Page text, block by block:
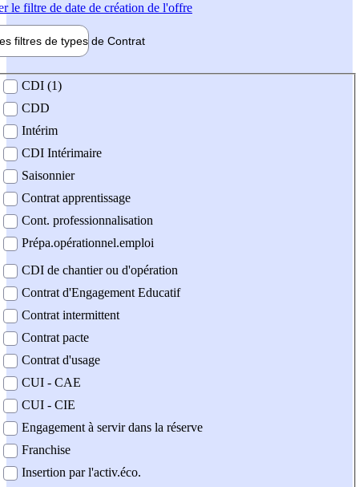
le filtre de date de création de l'offre
filtres de types de Contrat
contrat
CDI (1)
CDD
Intérim
CDI Intérimaire
Saisonnier
Contrat apprentissage
Cont. professionnalisation
Prépa.opérationnel.emploi
CDI de chantier ou d'opération
Contrat d'Engagement Educatif
Contrat intermittent
Contrat pacte
Contrat d'usage
CUI - CAE
CUI - CIE
Engagement à servir dans la réserve
Franchise
Insertion par l'activ.éco.